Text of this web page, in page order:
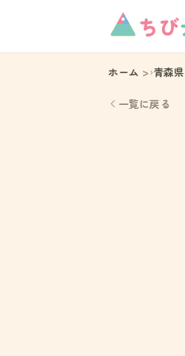
ちび
ホーム 青森県
一覧に戻る